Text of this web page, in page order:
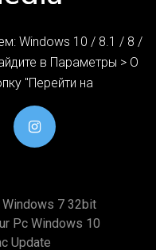
Windows 10 / 8.1 / 8 /
в Параметры > О
"Перейти на
7 32bit
Pc Windows 10
Update